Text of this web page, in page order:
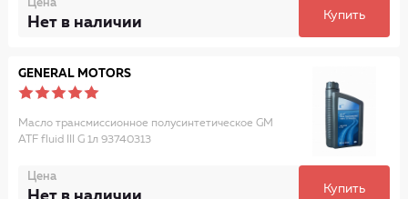
Цена
Нет в наличии Купить
GENERAL MOTORS
Масло трансмиссионное полусинтетическое GM
ATF fluid III G 1л 93740313
Цена
Купить